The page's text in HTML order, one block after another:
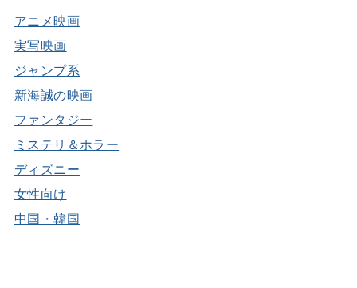
アニメ映画
実写映画
ジャンプ系
新海誠の映画
ファンタジー
ミステリ＆ホラー
ディズニー
女性向け
中国・韓国